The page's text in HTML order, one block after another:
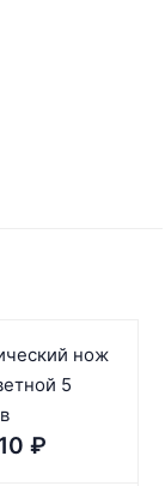
нож
5
₽